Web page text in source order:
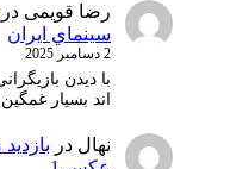
رضا قویمی در
سينماي ايران
2 دسامبر 2025
با دیدن
اند بسیار
نهال در